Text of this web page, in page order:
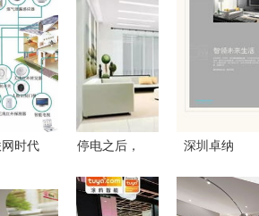
时代
能家居
停电之后，
剩“傻”家电
深圳卓纳
设计，点亮